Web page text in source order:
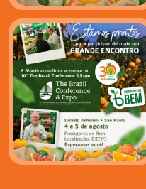
A Alfacitrus estará presente
mais uma vez na...
27 1